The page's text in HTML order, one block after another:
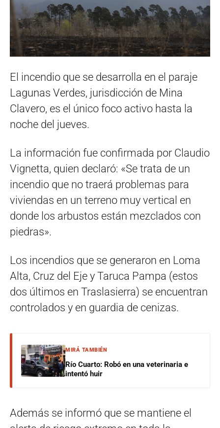
El incendio que se desarrolla en el paraje
Lagunas Verdes, jurisdicción de Mina
Clavero, es el único foco activo hasta la
noche del jueves.
La información fue confirmada por Claudio
Vignetta, quien declaró: «Se trata de un
incendio que no traerá problemas para
viviendas en un terreno muy vertical en
donde los arbustos están mezclados con
piedras».
Los incendios que se generaron en Loma
Alta, Cruz del Eje y Taruca Pampa (estos
dos últimos en Traslasierra) se encuentran
controlados y en guardia de cenizas.
MIRÁ TAMBIÉN
Río Cuarto: Robó en una veterinaria e
intentó huir
Además se informó que se mantiene el